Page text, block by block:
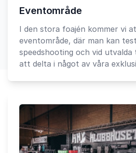
Eventområde
I den stora foajén kommer vi
eventområde, där man kan
speedshooting och vid utvalda
att delta i något av våra